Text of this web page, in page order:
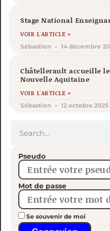
Stage National
VOIR L'ARTICLE »
Sébastien 14 décembre
Châtellerault accueille
Nouvelle Aquitaine
VOIR L'ARTICLE »
Sébastien 12 octobre 2025
Pseudo
Mot de passe
Se souvenir de moi